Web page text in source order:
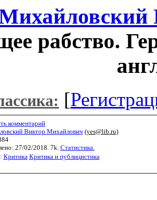
рабство.
[
комментарий
Виктор Михайлович (yes@lib.ru)
27/02/2018. 7k. Статистика.
: Критика Критика и публицистика